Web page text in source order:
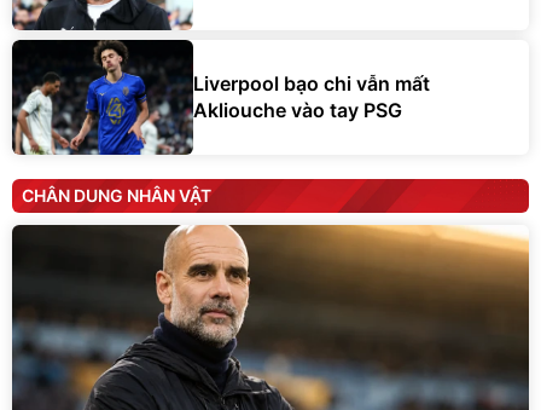
Liverpool bạo chi vẫn mất
Akliouche vào tay PSG
CHÂN DUNG NHÂN VẬT